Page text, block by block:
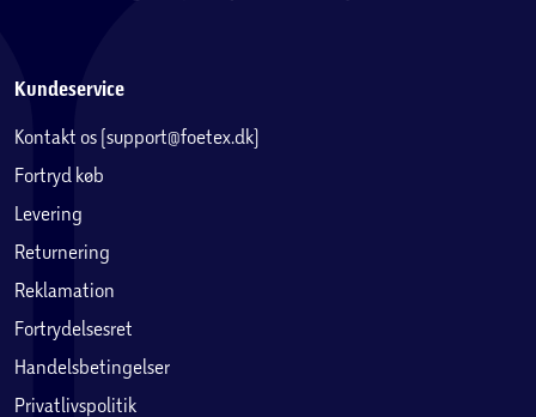
Kundeservice
Kontakt os (support@foetex.dk)
Fortryd køb
Levering
Returnering
Reklamation
Fortrydelsesret
Handelsbetingelser
Privatlivspolitik